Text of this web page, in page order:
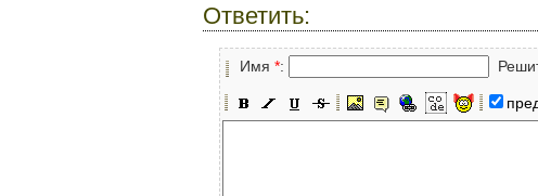
Ответить:
Имя *: